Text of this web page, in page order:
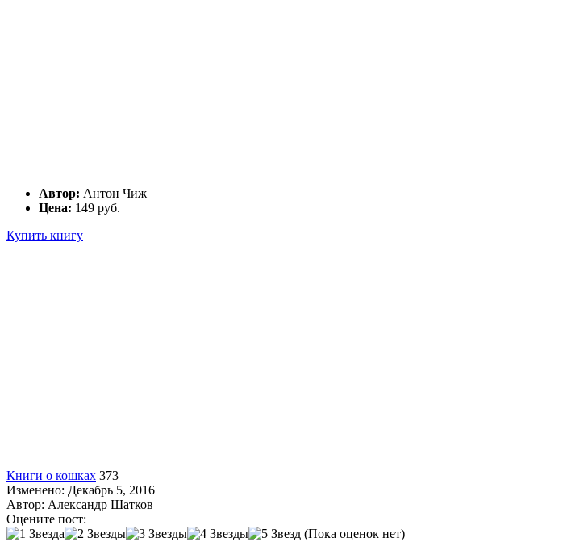
Автор: Антон Чиж
Цена: 149 руб.
Купить книгу
Книги о кошках 373
Изменено: Декабрь 5, 2016
Автор: Александр Шатков
Оцените пост:
(Пока оценок нет)